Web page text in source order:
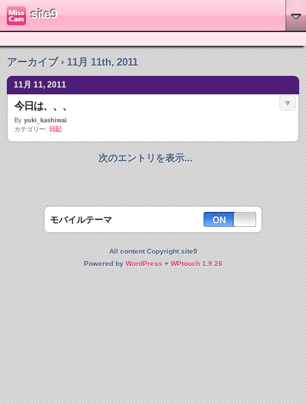
site9
アーカイブ › 11月 11th, 2011
11月 11, 2011
今日は、、、
By yuki_kashiwai
カテゴリー: 日記
次のエントリを表示...
モバイルテーマ
All content Copyright site9
Powered byWordPress+WPtouch 1.9.26